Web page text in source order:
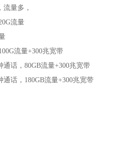
流量多，
流量
流量+300兆宽带
通话，80GB流量+300兆宽带
话，180GB流量+300兆宽带